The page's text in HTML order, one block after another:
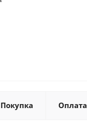
Покупка Оплата